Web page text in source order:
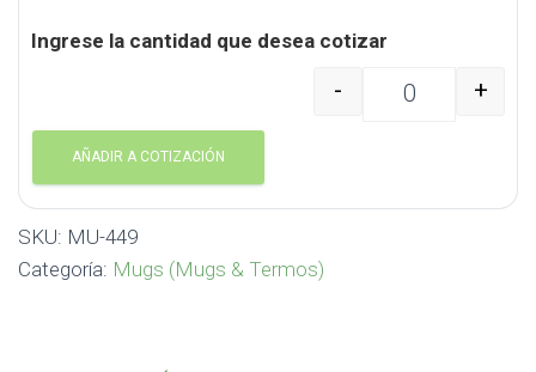
Ingrese la cantidad que desea cotizar
MUG METALICO
- +
AÑADIR A COTIZACIÓN
SKU: MU-449
Categoría: Mugs (Mugs & Termos)